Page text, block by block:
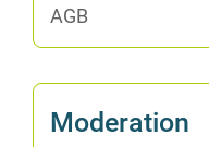
AGB
Mo­de­ra­ti­on